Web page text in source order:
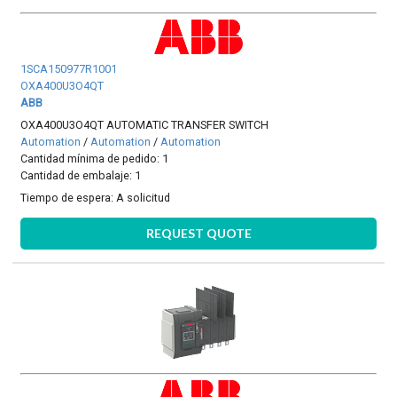
1SCA150977R1001
OXA400U3O4QT
ABB
OXA400U3O4QT AUTOMATIC TRANSFER SWITCH
Automation / Automation / Automation
Cantidad mínima de pedido: 1
Cantidad de embalaje: 1
Tiempo de espera:A solicitud
REQUEST QUOTE